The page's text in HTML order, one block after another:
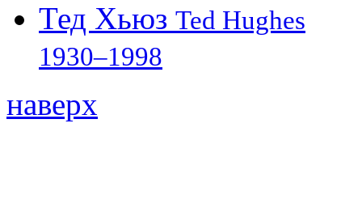
Тед Хьюз Ted Hughes
1930–1998
наверх